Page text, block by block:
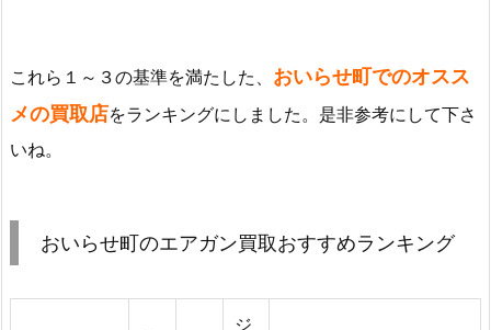
これら１～３の基準を満たした、 おいらせ町でのオスス
メの買取店をランキングにしました。是非参考にして下さ
いね。
おいらせ町のエアガン買取おすすめランキング
ジ